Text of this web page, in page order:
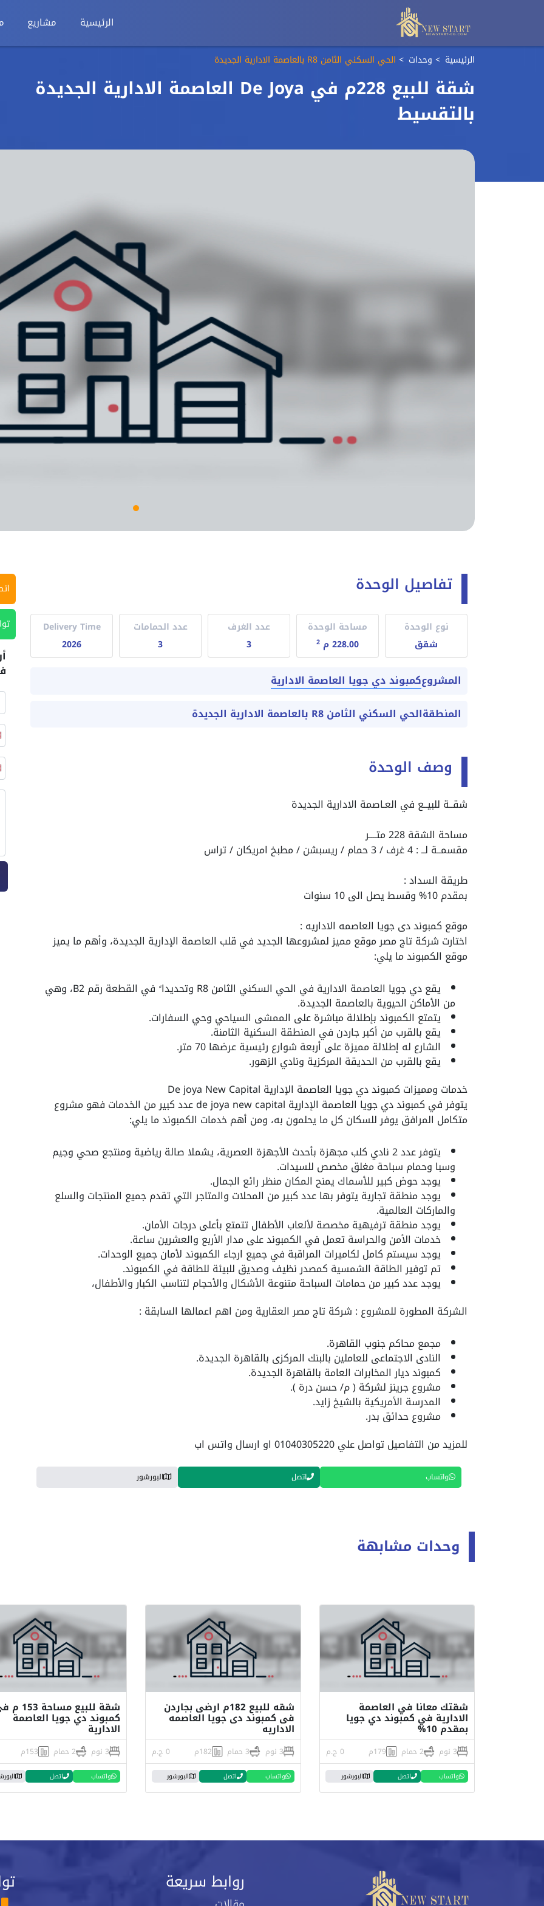
الرئيسية مشاريع
الرئيسية وحدات الحي السكني الثامن R8 بالعاصمة الادارية الجديدة
شقة للبيع 228م في De Joya العاصمة الادارية الجديدة
بالتقسيط
تفاصيل الوحدة
نوع الوحدة
شقق
مساحة الوحدة
228.00 م
2
عدد الغرف
3
عدد الحمامات
3
Delivery Time
2026
المشروعكمبوند دي جويا العاصمة الادارية
المنطقةالحي السكني الثامن R8 بالعاصمة الادارية الجديدة
وصف الوحدة
شقــة للبيــع في العـاصمة الادارية الجديدة
مساحة الشقة 228 متــــر
مقسمــة لــ : 4 غرف / 3 حمام / ريسبشن / مطبخ امريكان / تراس
طريقة السداد :
بمقدم 10% وقسط يصل الى 10 سنوات
موقع كمبوند دى جويا العاصمه الاداريه :
اختارت شركة تاج مصر موقع مميز لمشروعها الجديد في قلب العاصمة الإدارية الجديدة، وأهم ما يميز
موقع الكمبوند ما يلي:
يقع دي جويا العاصمة الادارية في الحي السكني الثامن R8 وتحديدا ً في القطعة رقم B2، وهي
من الأماكن الحيوية بالعاصمة الجديدة.
يتمتع الكمبوند بإطلالة مباشرة على الممشى السياحي وحي السفارات.
يقع بالقرب من أكبر جاردن في المنطقة السكنية الثامنة.
الشارع له إطلالة مميزة على أربعة شوارع رئيسية عرضها 70 متر.
يقع بالقرب من الحديقة المركزية ونادي الزهور.
خدمات ومميزات كمبوند دي جويا العاصمة الإدارية De joya New Capital
يتوفر في كمبوند دي جويا العاصمة الإدارية de joya new capital عدد كبير من الخدمات فهو مشروع
متكامل المرافق يوفر للسكان كل ما يحلمون به، ومن أهم خدمات الكمبوند ما يلي:
يتوفر عدد 2 نادي كلب مجهزة بأحدث الأجهزة العصرية، يشملا صالة رياضية ومنتجع صحي وجيم
وسبا وحمام سباحة مغلق مخصص للسيدات.
يوجد حوض كبير للأسماك يمنح المكان منظر رائع الجمال.
يوجد منطقة تجارية يتوفر بها عدد كبير من المحلات والمتاجر التي تقدم جميع المنتجات والسلع
والماركات العالمية.
يوجد منطقة ترفيهية مخصصة لألعاب الأطفال تتمتع بأعلى درجات الأمان.
خدمات الأمن والحراسة تعمل في الكمبوند على مدار الأربع والعشرين ساعة.
يوجد سيستم كامل لكاميرات المراقبة في جميع ارجاء الكمبوند لأمان جميع الوحدات.
تم توفير الطاقة الشمسية كمصدر نظيف وصديق للبيئة للطاقة في الكمبوند.
يوجد عدد كبير من حمامات السباحة متنوعة الأشكال والأحجام لتناسب الكبار والأطفال،
الشركة المطورة للمشروع : شركة تاج مصر العقارية ومن اهم اعمالها السابقة :
مجمع محاكم جنوب القاهرة.
النادى الاجتماعى للعاملين بالبنك المركزى بالقاهرة الجديدة.
كمبوند ديار المخابرات العامة بالقاهرة الجديدة.
مشروع جرينز لشركة ( م/ حسن درة ).
المدرسة الأمريكية بالشيخ زايد.
مشروع حدائق بدر.
للمزيد من التفاصيل تواصل علي 01040305220 او ارسال واتس اب
واتساب اتصل البورشور
وحدات مشابهة
شقتك معانا في العاصمة
الادارية في كمبوند دي جويا
بمقدم 10%
3 نوم 2 حمام 179م 0 ج.م
واتساب اتصل البورشور
شقه للبيع 182م ارضى بجاردن
فى كمبوند دى جويا العاصمه
الاداريه
3 نوم 3 حمام 182م 0 ج.م
واتساب اتصل البورشور
شقة للبيع
كمبوند دي جويا العاصمة
الادارية
3 نوم 2 حمام 153م
واتساب اتصل
روابط سريعة